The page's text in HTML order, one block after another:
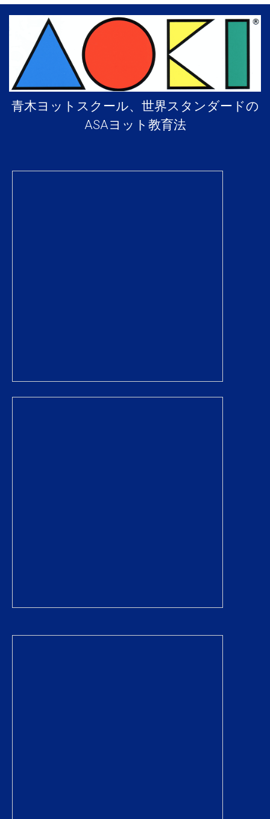
青木ヨットスクール、世界スタンダードの
ASAヨット教育法